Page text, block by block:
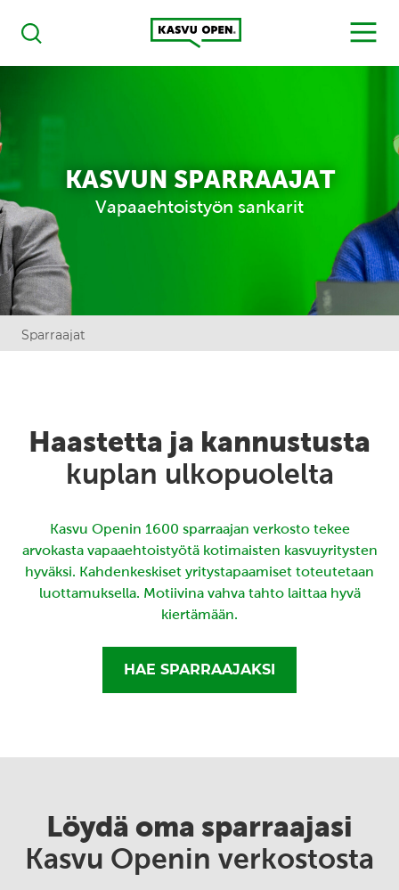
Haku
Kasvu Open
MENU
KASVUN SPARRAAJAT
Vapaaehtoistyön sankarit
Sparraajat
Haastetta ja kannustusta
kuplan ulkopuolelta
Kasvu Openin 1600 sparraajan verkosto tekee
arvokasta vapaaehtoistyötä kotimaisten kasvuyritysten
hyväksi. Kahdenkeskiset yritystapaamiset toteutetaan
luottamuksella. Motiivina vahva tahto laittaa hyvä
kiertämään.
HAE SPARRAAJAKSI
Löydä oma sparraajasi
Kasvu Openin verkostosta